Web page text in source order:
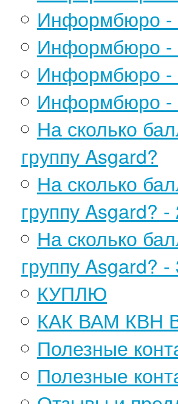
Информбюро -
Информбюро -
Информбюро -
Информбюро -
На сколько
группу Asgard?
На сколько
группу Asgard? -
На сколько
группу Asgard? -
КУПЛЮ
КАК ВАМ КВН
Полезные
Полезные